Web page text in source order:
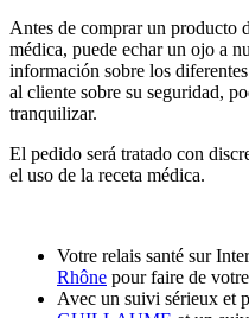
Antes de comprar un producto
médica, puede echar un ojo a
información sobre los
al cliente sobre su seguridad,
tranquilizar.
El pedido será tratado con
el uso de la receta médica.
Votre relais santé sur
Rhône pour faire de
Avec un suivi sérieux et